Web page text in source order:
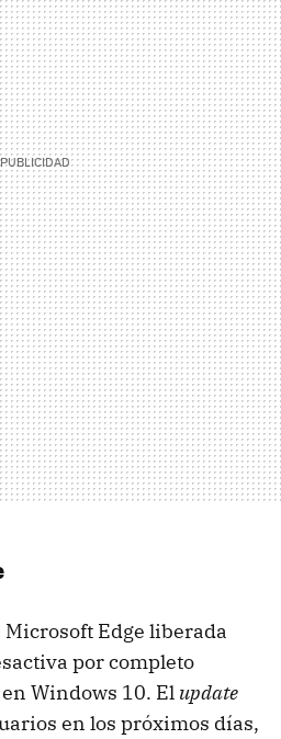
Edge liberada
por completo
Windows 10. El update
en los próximos días,